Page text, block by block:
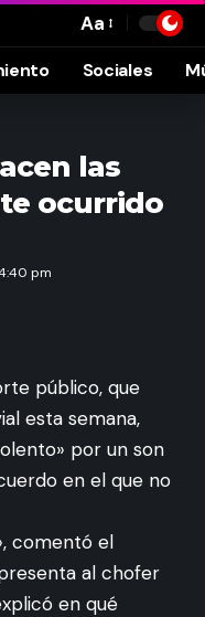
Font
Resizer
Aa
Sociales
las
ocurrido
pm
público, que
esta semana,
por un son
en el que no
comentó el
al chofer
en qué